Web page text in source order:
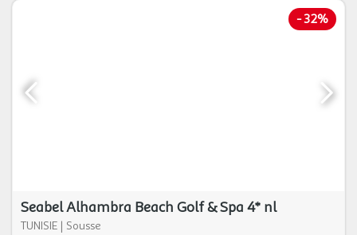
-32%
Seabel Alhambra Beach Golf & Spa 4* nl
TUNISIE | Sousse